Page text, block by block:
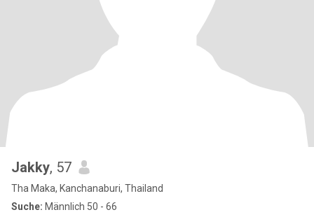
Jakky, 57
Tha Maka, Kanchanaburi, Thailand
Suche: Männlich 50 - 66